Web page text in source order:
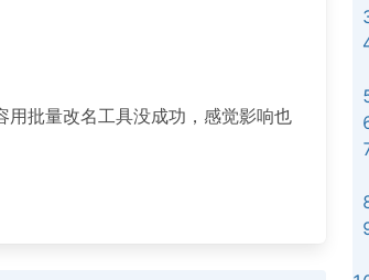
批量改名工具没成功，感觉影响也